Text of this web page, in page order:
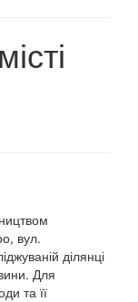
вул.
ділянці
Для
та її